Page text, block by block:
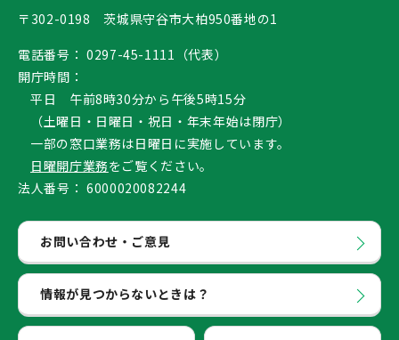
〒302-0198 茨城県守谷市大柏950番地の1
電話番号： 0297-45-1111（代表）
開庁時間：
平日 午前8時30分から午後5時15分
（土曜日・日曜日・祝日・年末年始は閉庁）
一部の窓口業務は日曜日に実施しています。
日曜開庁業務をご覧ください。
法人番号： 6000020082244
お問い合わせ・ご意見
情報が見つからないときは？